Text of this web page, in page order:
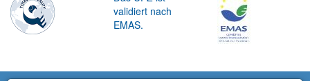
validiert nach
EMAS.